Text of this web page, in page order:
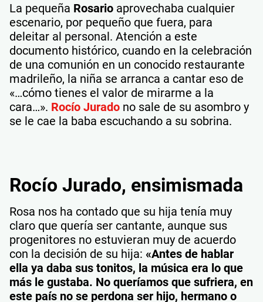
La pequeña Rosario aprovechaba cualquier
escenario, por pequeño que fuera, para
deleitar al personal. Atención a este
documento histórico, cuando en la celebración
de una comunión en un conocido restaurante
madrileño, la niña se arranca a cantar eso de
«…cómo tienes el valor de mirarme a la
cara…». Rocío Jurado no sale de su asombro y
se le cae la baba escuchando a su sobrina.
Rocío Jurado, ensimismada
Rosa nos ha contado que su hija tenía muy
claro que quería ser cantante, aunque sus
progenitores no estuvieran muy de acuerdo
con la decisión de su hija: «Antes de hablar
ella ya daba sus tonitos, la música era lo que
más le gustaba. No queríamos que sufriera, en
este país no se perdona ser hijo, hermano o